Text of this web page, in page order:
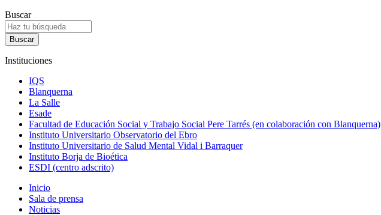
Buscar
Instituciones
IQS
Blanquerna
La Salle
Esade
Facultad de Educación Social y Trabajo Social Pere Tarrés (en colaboración con Blanquerna)
Instituto Universitario Observatorio del Ebro
Instituto Universitario de Salud Mental Vidal i Barraquer
Instituto Borja de Bioética
ESDI (centro adscrito)
Inicio
Sala de prensa
Noticias